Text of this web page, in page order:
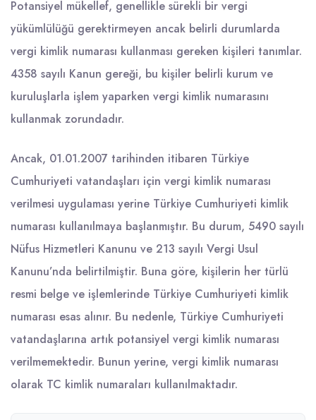
Potansiyel mükellef, genellikle sürekli bir vergi
yükümlülüğü gerektirmeyen ancak belirli durumlarda
vergi kimlik numarası kullanması gereken kişileri tanımlar.
4358 sayılı Kanun gereği, bu kişiler belirli kurum ve
kuruluşlarla işlem yaparken vergi kimlik numarasını
kullanmak zorundadır.
Ancak, 01.01.2007 tarihinden itibaren Türkiye
Cumhuriyeti vatandaşları için vergi kimlik numarası
verilmesi uygulaması yerine Türkiye Cumhuriyeti kimlik
numarası kullanılmaya başlanmıştır. Bu durum, 5490 sayılı
Nüfus Hizmetleri Kanunu ve 213 sayılı Vergi Usul
Kanunu’nda belirtilmiştir. Buna göre, kişilerin her türlü
resmi belge ve işlemlerinde Türkiye Cumhuriyeti kimlik
numarası esas alınır. Bu nedenle, Türkiye Cumhuriyeti
vatandaşlarına artık potansiyel vergi kimlik numarası
verilmemektedir. Bunun yerine, vergi kimlik numarası
olarak TC kimlik numaraları kullanılmaktadır.